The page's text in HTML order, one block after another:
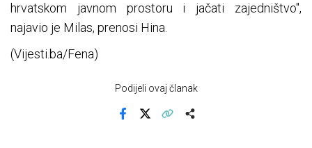
hrvatskom javnom prostoru i jačati zajedništvo",
najavio je Milas, prenosi Hina.
(Vijesti.ba/Fena)
Podijeli ovaj članak